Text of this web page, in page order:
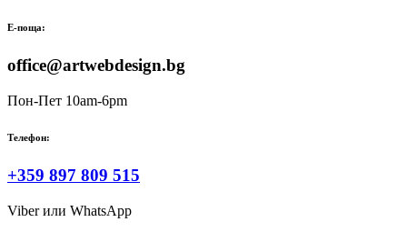
Е-поща:
office@artwebdesign.bg
Пон-Пет 10am-6pm
Телефон:
+359 897 809 515
Viber или WhatsApp